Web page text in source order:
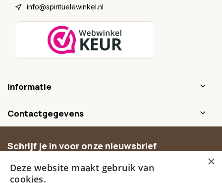
info@spirituelewinkel.nl
Informatie
Contactgegevens
Schrijf je in voor onze nieuwsbrief
aanbiedingen.
×
Deze website maakt gebruik van
cookies.